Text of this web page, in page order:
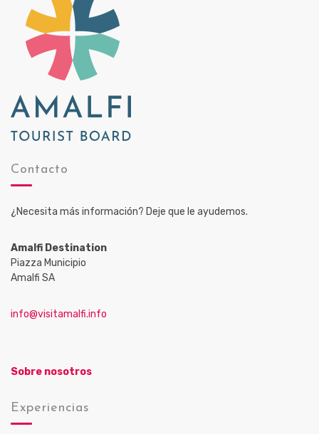
Contacto
¿Necesita más información? Deje que le ayudemos.
Amalfi Destination
Piazza Municipio
Amalfi SA
info@visitamalfi.info
Sobre nosotros
Experiencias